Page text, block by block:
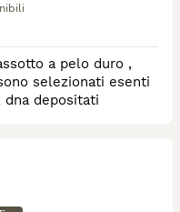
a pelo duro ,
selezionati esenti
dna depositati